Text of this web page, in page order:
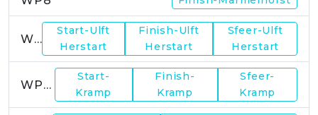
WP9
Start-Ulft
Herstart
Finish-Ulft
Herstart
Sfeer-Ulft
Herstart
WP10
Start-
Kramp
Finish-
Kramp
Sfeer-
Kramp